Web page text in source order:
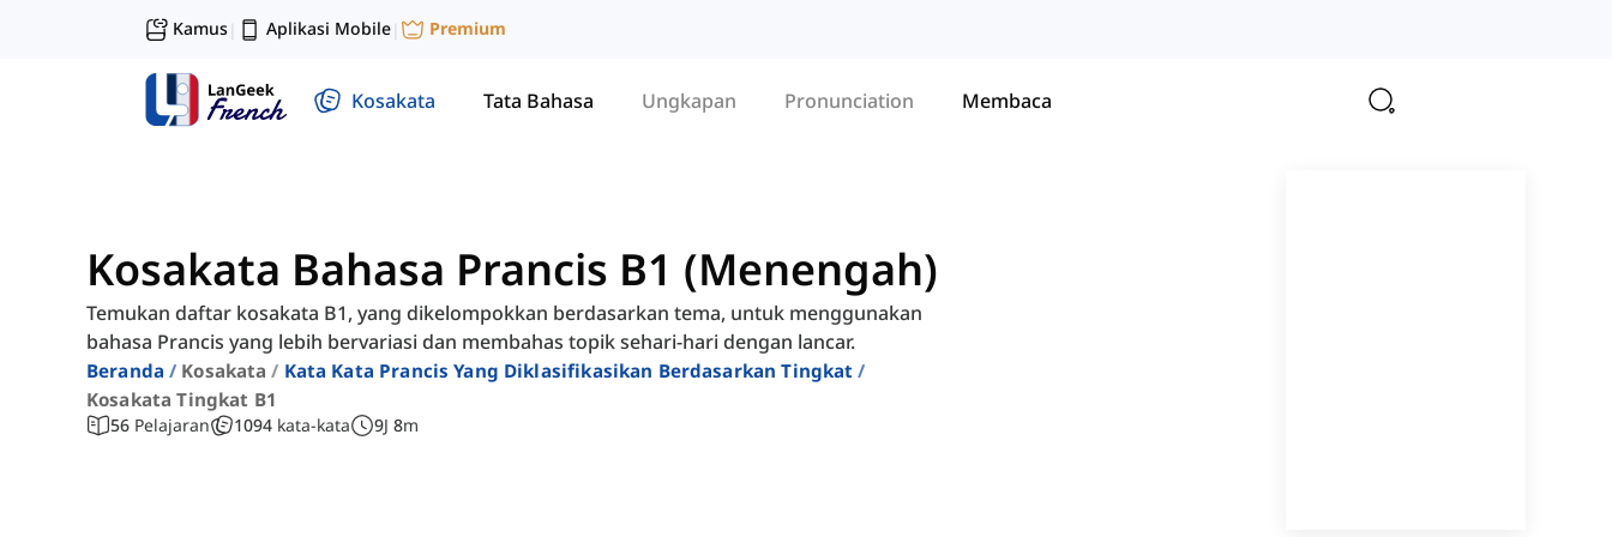
Kamus| Aplikasi Mobile| Premium
Kosakata Tata Bahasa Ungkapan Pronunciation Membaca
Kosakata Bahasa Prancis B1 (Menengah)
Temukan daftar kosakata B1, yang dikelompokkan berdasarkan tema, untuk menggunakan
bahasa Prancis yang lebih bervariasi dan membahas topik sehari-hari dengan lancar.
Beranda Kosakata
Kata Kata Prancis Yang Diklasifikasikan Berdasarkan Tingkat
Kosakata Tingkat B1
56 Pelajaran 1094 kata-kata 9J 8m